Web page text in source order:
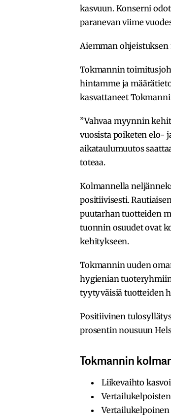
kasvuun. Konserni
paranevan viime
Aiemman
Tokmannin
hintamme ja
kasvattaneet
”Vahvaa myynnin
vuosista poiketen elo-
aikataulumuutos
toteaa.
Kolmannella
positiivisesti.
puutarhan tuotteiden
tuonnin osuudet ovat
kehitykseen.
Tokmannin uuden
hygienian
tyytyväisiä tuotteiden
Positiivinen
prosentin nousuun
Tokmannin
Liikevaihto